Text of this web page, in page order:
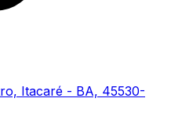
Itacaré - BA, 45530-